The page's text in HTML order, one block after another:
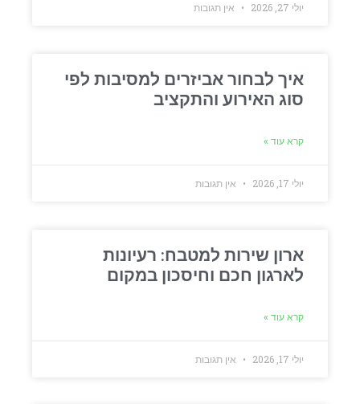
יולי 27, 2026 אין תגובות
איך לבחור אביזרים למסיבות לפי
סוג האירוע והתקציב
קרא עוד »
יולי 17, 2026 אין תגובות
ארון שירות למטבח: רעיונות
לארגון חכם וחיסכון במקום
קרא עוד »
יולי 17, 2026 אין תגובות